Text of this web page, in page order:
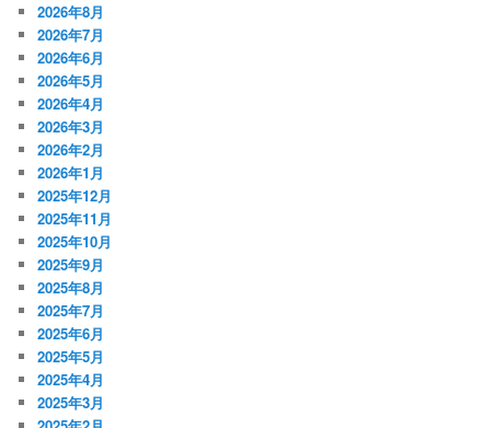
2026年8月
2026年7月
2026年6月
2026年5月
2026年4月
2026年3月
2026年2月
2026年1月
2025年12月
2025年11月
2025年10月
2025年9月
2025年8月
2025年7月
2025年6月
2025年5月
2025年4月
2025年3月